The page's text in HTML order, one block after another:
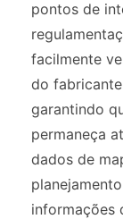
pontos de
facilmente
do
garantindo
permaneça
dados de
informações